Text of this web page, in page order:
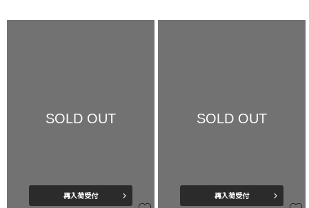
SOLD OUT
再入荷受付
SOLD OUT
再入荷受付